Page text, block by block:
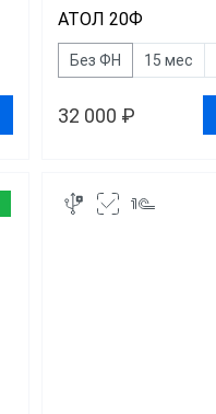
АТОЛ 20Ф
Без ФН 15 мес
32 000 ₽